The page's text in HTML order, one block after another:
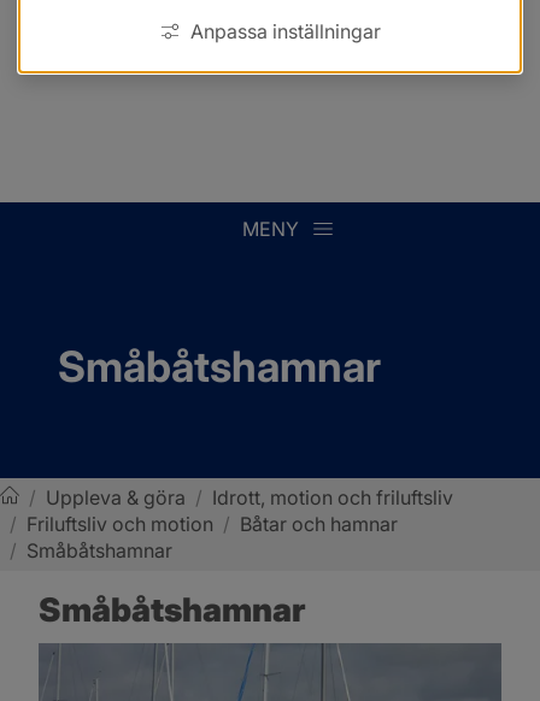
MENY
Småbåtshamnar
Sotenäs kommun
/ Uppleva & göra / Idrott, motion och friluftsliv
/ Friluftsliv och motion / Båtar och hamnar
/ Småbåtshamnar
Småbåtshamnar
Anpassa inställningar